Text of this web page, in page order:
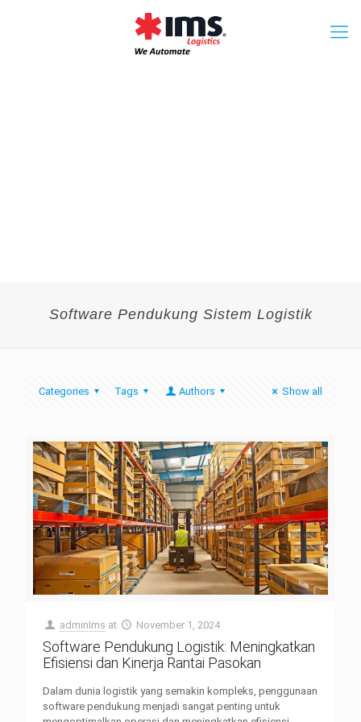
Software Pendukung Sistem Logistik
Categories Tags Authors Show all
adminIms at November 1, 2024
Software Pendukung Logistik: Meningkatkan
Efisiensi dan Kinerja Rantai Pasokan
Dalam dunia logistik yang semakin kompleks, penggunaan
software pendukung menjadi sangat penting untuk